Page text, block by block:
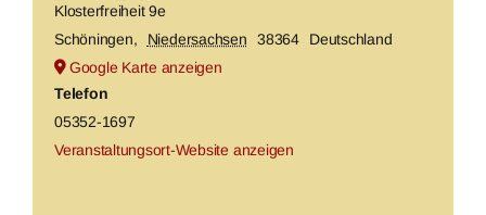
Klosterfreiheit 9e
Schöningen, Niedersachsen 38364
Deutschland
Google Karte anzeigen
Telefon
05352-1697
Veranstaltungsort-Website anzeigen